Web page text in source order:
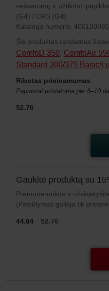
nešvarumų ir užtikrinti
(G4) / CRS (G4)
Katalogo numeris: 400100085
Šis produktas randamas
ComfoD 350 ComfoAir
Standard 300/375 Basic/
Ribotas prieinamumas
Paprastai pristatoma per 6–10
52.76
Gaukite produktą su
Prenumeruokite ir
(Pasiūlymas galioja tik
44.84 52.76